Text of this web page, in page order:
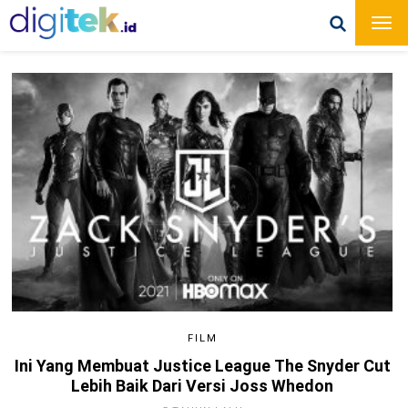
FILM
Ini Yang Membuat Justice League The Snyder Cut
Lebih Baik Dari Versi Joss Whedon